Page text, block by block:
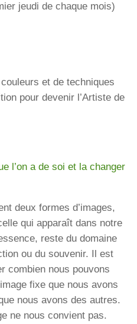
jeudi de chaque mois)
et de techniques
pour devenir l’Artiste de
l’on a de soi et la changer
deux formes d’images,
qui apparaît dans notre
reste du domaine
ou du souvenir. Il est
combien nous pouvons
fixe que nous avons
nous avons des autres.
ne nous convient pas.